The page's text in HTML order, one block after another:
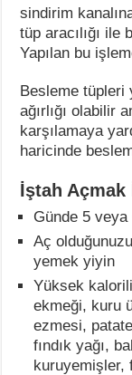
sindirim
tüp aracılığı ile
Yapılan bu
Besleme
ağırlığı olabilir
karşılamaya
haricinde
İştah Açmak
Günde 5
Aç
yemek yiyin
Yüksek
ekmeği, kuru
ezmesi,
fındık yağı,
kuruyemişler,